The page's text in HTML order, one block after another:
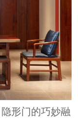
形门的巧妙融